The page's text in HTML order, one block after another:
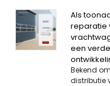
Als
reparatie
een
Bekend
distributie